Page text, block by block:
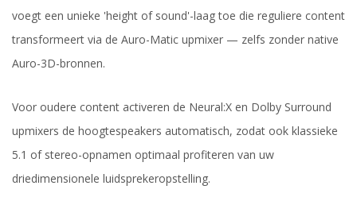
voegt een unieke 'height of sound'-laag toe die reguliere content
transformeert via de Auro-Matic upmixer — zelfs zonder native
Auro-3D-bronnen.
Voor oudere content activeren de Neural:X en Dolby Surround
upmixers de hoogtespeakers automatisch, zodat ook klassieke
5.1 of stereo-opnamen optimaal profiteren van uw
driedimensionele luidsprekeropstelling.